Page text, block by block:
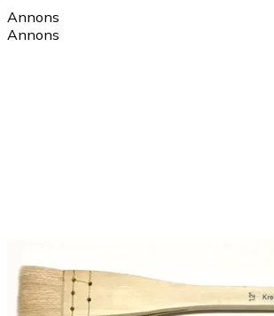
Annons
Annons